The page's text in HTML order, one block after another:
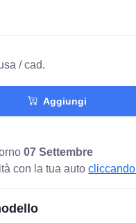
/ cad.
Aggiungi
07 Settembre
con la tua auto